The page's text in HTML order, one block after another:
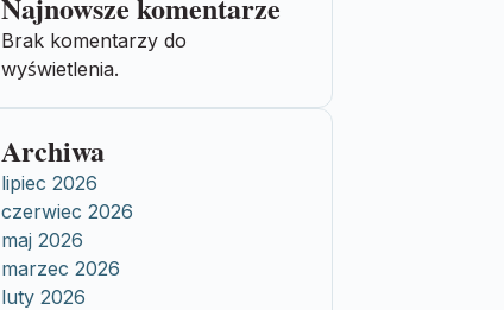
Brak komentarzy do
wyświetlenia.
Archiwa
lipiec 2026
czerwiec 2026
maj 2026
marzec 2026
luty 2026